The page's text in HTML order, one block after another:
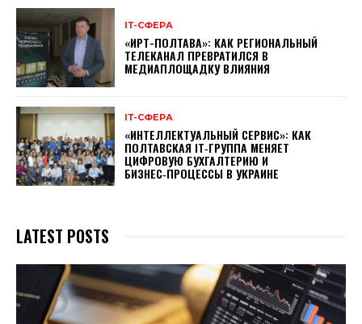
ІТ-СФЕРА
«ИРТ-ПОЛТАВА»: КАК РЕГИОНАЛЬНЫЙ
ТЕЛЕКАНАЛ ПРЕВРАТИЛСЯ В
МЕДИАПЛОЩАДКУ ВЛИЯНИЯ
ІТ-СФЕРА
«ИНТЕЛЛЕКТУАЛЬНЫЙ СЕРВИС»: КАК
ПОЛТАВСКАЯ IT‑ГРУППА МЕНЯЕТ
ЦИФРОВУЮ БУХГАЛТЕРИЮ И
БИЗНЕС‑ПРОЦЕССЫ В УКРАИНЕ
LATEST POSTS